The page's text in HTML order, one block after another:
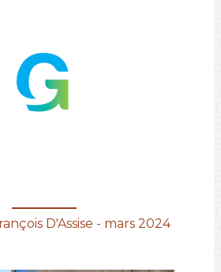
D'Assise - mars 2024